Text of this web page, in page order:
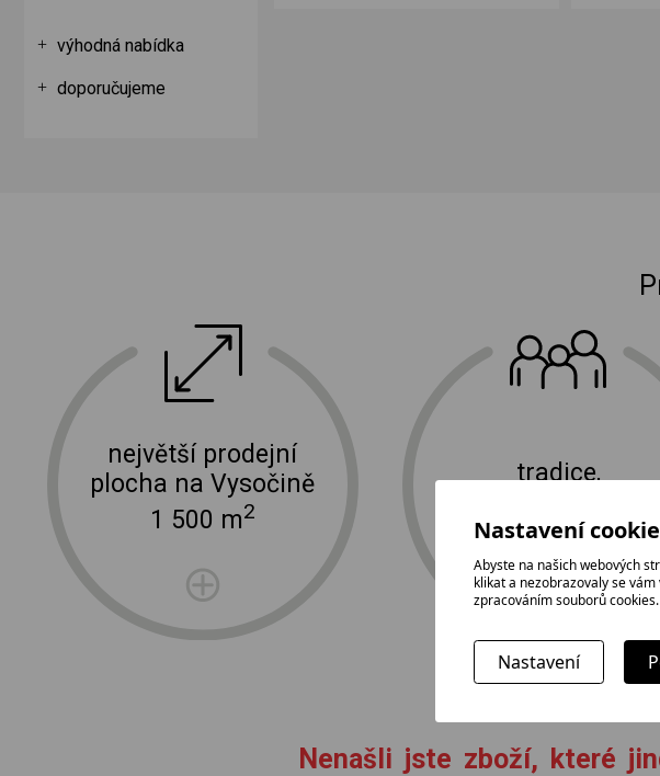
výhodná nabídka
doporučujeme
největší prodejní
plocha na Vysočině
1 500 m2
tradice,
doprava a instalace elektro zařízení E-shop
Nenašli jste zboží, které
Nastavení
Abyste na našich webových
klikat a nezobrazovaly se
zpracováním souborů cookies.
Nastavení